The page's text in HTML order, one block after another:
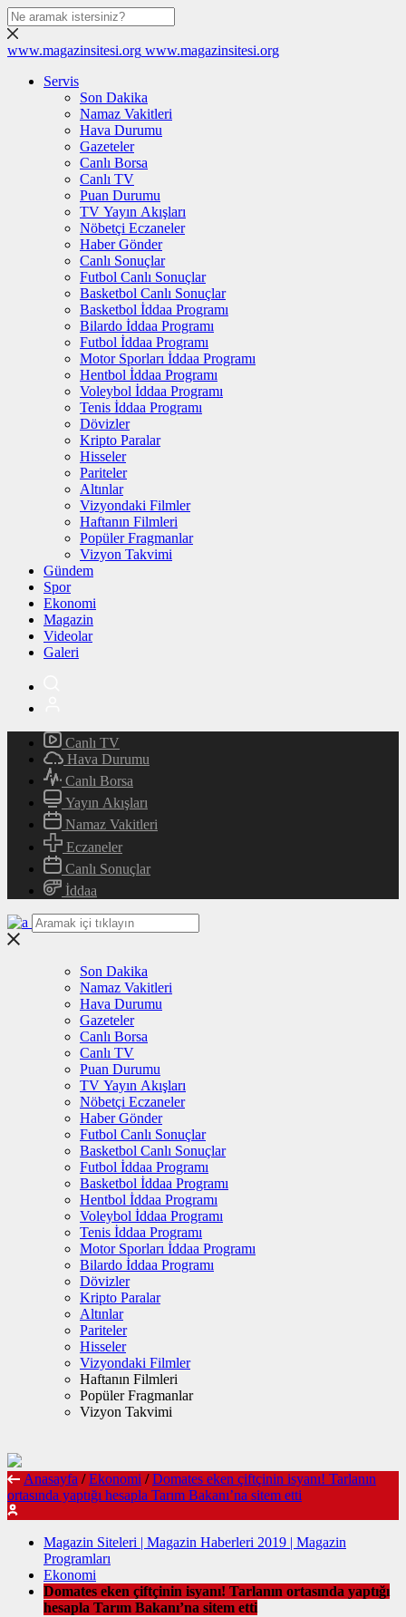
www.magazinsitesi.org www.magazinsitesi.org
Servis
Son Dakika
Namaz Vakitleri
Hava Durumu
Gazeteler
Canlı Borsa
Canlı TV
Puan Durumu
TV Yayın Akışları
Nöbetçi Eczaneler
Haber Gönder
Canlı Sonuçlar
Futbol Canlı Sonuçlar
Basketbol Canlı Sonuçlar
Basketbol İddaa Programı
Bilardo İddaa Programı
Futbol İddaa Programı
Motor Sporları İddaa Programı
Hentbol İddaa Programı
Voleybol İddaa Programı
Tenis İddaa Programı
Dövizler
Kripto Paralar
Hisseler
Pariteler
Altınlar
Vizyondaki Filmler
Haftanın Filmleri
Popüler Fragmanlar
Vizyon Takvimi
Gündem
Spor
Ekonomi
Magazin
Videolar
Galeri
Canlı TV
Hava Durumu
Canlı Borsa
Yayın Akışları
Namaz Vakitleri
Eczaneler
Canlı Sonuçlar
İddaa
Son Dakika
Namaz Vakitleri
Hava Durumu
Gazeteler
Canlı Borsa
Canlı TV
Puan Durumu
TV Yayın Akışları
Nöbetçi Eczaneler
Haber Gönder
Futbol Canlı Sonuçlar
Basketbol Canlı Sonuçlar
Futbol İddaa Programı
Basketbol İddaa Programı
Hentbol İddaa Programı
Voleybol İddaa Programı
Tenis İddaa Programı
Motor Sporları İddaa Programı
Bilardo İddaa Programı
Dövizler
Kripto Paralar
Altınlar
Pariteler
Hisseler
Vizyondaki Filmler
Haftanın Filmleri
Popüler Fragmanlar
Vizyon Takvimi
Anasayfa / Ekonomi / Domates eken çiftçinin isyanı! Tarlanın
ortasında yaptığı hesapla Tarım Bakanı’na sitem etti
Magazin Siteleri | Magazin Haberleri 2019 | Magazin
Programları
Ekonomi
Domates eken çiftçinin isyanı! Tarlanın ortasında yaptığı
hesapla Tarım Bakanı’na sitem etti